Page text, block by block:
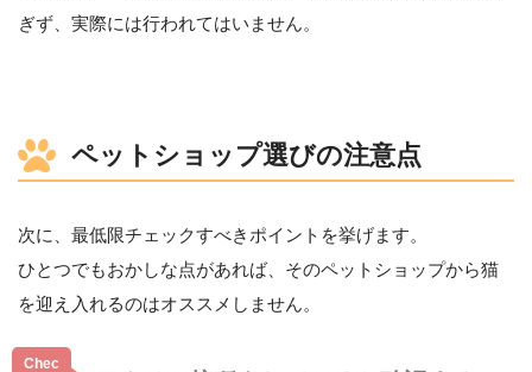
ぎず、実際には行われてはいません。
ペットショップ選びの注意点
次に、最低限チェックすべきポイントを挙げます。
ひとつでもおかしな点があれば、そのペットショップから猫
を迎え入れるのはオススメしません。
Chec